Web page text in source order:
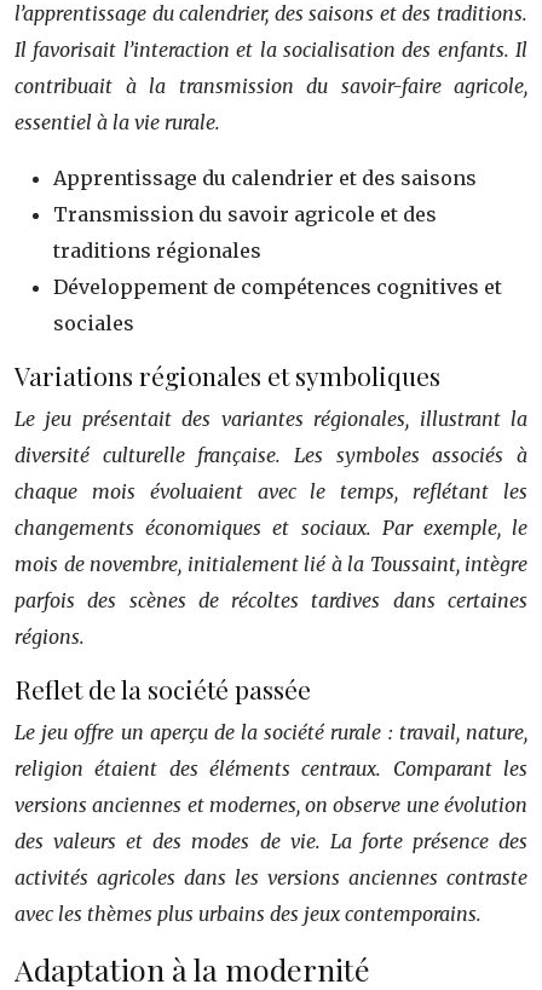
l’apprentissage du calendrier, des saisons et des traditions.
Il favorisait l’interaction et la socialisation des enfants. Il
contribuait à la transmission du savoir-faire agricole,
essentiel à la vie rurale.
Apprentissage du calendrier et des saisons
Transmission du savoir agricole et des
traditions régionales
Développement de compétences cognitives et
sociales
Variations régionales et symboliques
Le jeu présentait des variantes régionales, illustrant la
diversité culturelle française. Les symboles associés à
chaque mois évoluaient avec le temps, reflétant les
changements économiques et sociaux. Par exemple, le
mois de novembre, initialement lié à la Toussaint, intègre
parfois des scènes de récoltes tardives dans certaines
régions.
Reflet de la société passée
Le jeu offre un aperçu de la société rurale : travail, nature,
religion étaient des éléments centraux. Comparant les
versions anciennes et modernes, on observe une évolution
des valeurs et des modes de vie. La forte présence des
activités agricoles dans les versions anciennes contraste
avec les thèmes plus urbains des jeux contemporains.
Adaptation à la modernité